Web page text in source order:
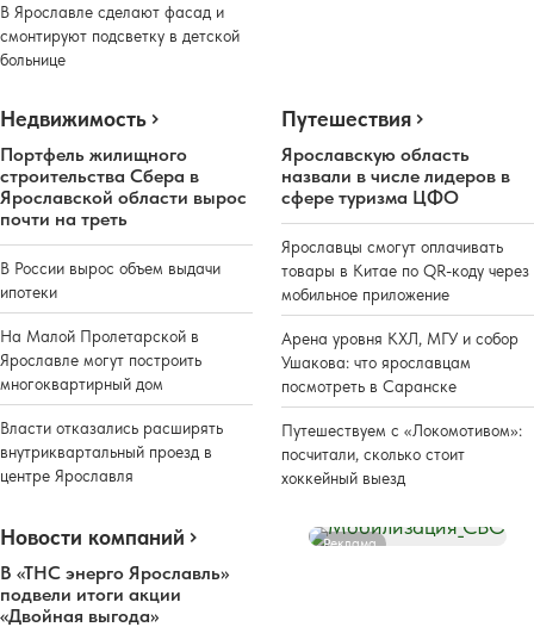
В Ярославле сделают фасад и
смонтируют подсветку в детской
больнице
Недвижимость
Портфель жилищного
строительства Сбера в
Ярославской области вырос
почти на треть
В России вырос объем выдачи
ипотеки
На Малой Пролетарской в
Ярославле могут построить
многоквартирный дом
Власти отказались расширять
внутриквартальный проезд в
центре Ярославля
Путешествия
Ярославскую область
назвали в числе лидеров в
сфере туризма ЦФО
Ярославцы смогут оплачивать
товары в Китае по QR-коду через
мобильное приложение
Арена уровня КХЛ, МГУ и собор
Ушакова: что ярославцам
посмотреть в Саранске
Путешествуем с «Локомотивом»:
посчитали, сколько стоит
хоккейный выезд
Новости компаний
В «ТНС энерго Ярославль»
подвели итоги акции
«Двойная выгода»
Реклама